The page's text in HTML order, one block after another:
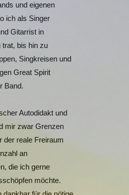
und eigenen
ich als Singer
Gitarrist in
trat, bis hin zu
Singkreisen und
Great Spirit
Band.
Autodidakt und
mir zwar Grenzen
der reale Freiraum
an
die ich gerne
möchte.